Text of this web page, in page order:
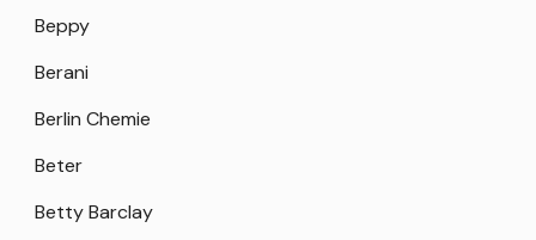
Beppy
Berani
Berlin Chemie
Beter
Betty Barclay